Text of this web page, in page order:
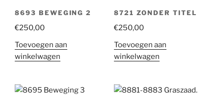
8693 BEWEGING 2
€250,00
Toevoegen aan
winkelwagen
8721 ZONDER TITEL
€250,00
Toevoegen aan
winkelwagen